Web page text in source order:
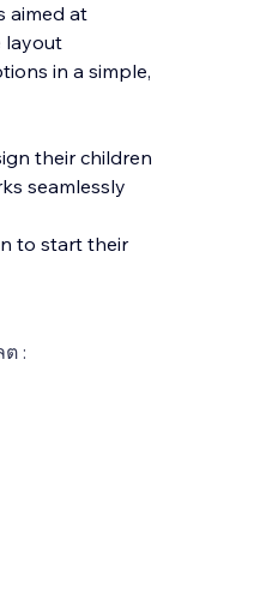
aimed at
layout
in a simple,
their children
seamlessly
to start their
: